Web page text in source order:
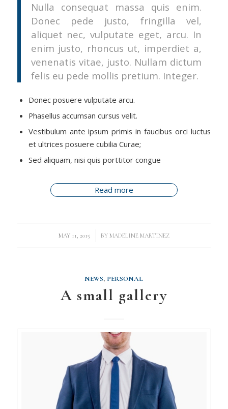
Nulla consequat massa quis enim.
Donec pede justo, fringilla vel,
aliquet nec, vulputate eget, arcu. In
enim justo, rhoncus ut, imperdiet a,
venenatis vitae, justo. Nullam dictum
felis eu pede mollis pretium. Integer.
Donec posuere vulputate arcu.
Phasellus accumsan cursus velit.
Vestibulum ante ipsum primis in faucibus orci luctus
et ultrices posuere cubilia Curae;
Sed aliquam, nisi quis porttitor congue
Read more
MAY 11, 2015
/ BY MADELINE MARTINEZ
NEWS, PERSONAL
A small gallery